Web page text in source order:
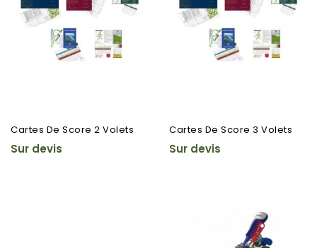
Cartes De Score 2 Volets
Sur devis
Cartes De Score 3 Volets
Sur devis